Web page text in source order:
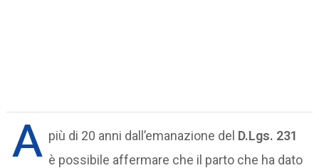
A più di 20 anni dall’emanazione del D.Lgs. 231
è possibile affermare che il parto che ha dato